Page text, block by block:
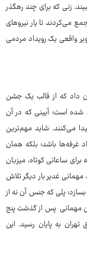
زنی که برای چند رهگذر
می‌کردند تا یار نیروهای
واقعی یک رویداد مردمی
داد که از قالب یک جشن
شده است؛ آیینی که در آن
می‌کنند. شاید مهم‌ترین
غرفه‌ها باشد؛ بلکه همان
ساعاتی کوتاه، میزبان
غدیر بار دیگر تلاش
پلی که جنس آن نه از
مهمانی پس از گذشت پنج
به پایان رسید. این